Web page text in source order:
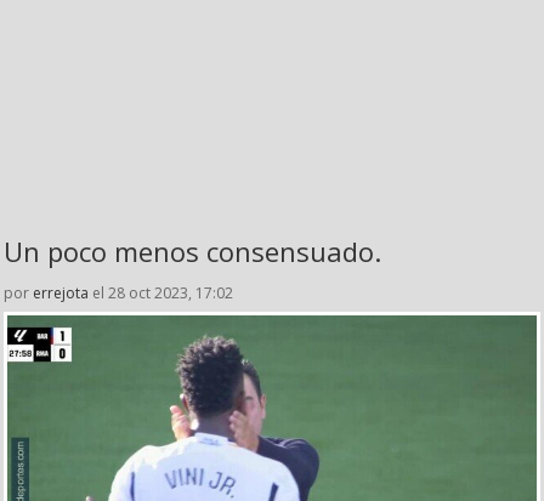
Un poco menos consensuado.
por errejota el 28 oct 2023, 17:02